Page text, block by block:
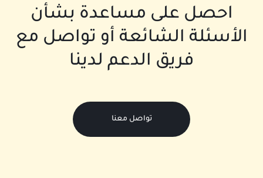
احصل على مساعدة بشأن
الأسئلة الشائعة أو تواصل مع
فريق الدعم لدينا
تواصل معنا